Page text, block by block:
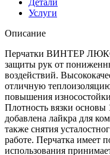
Услуги
Описание
Перчатки ВИНТЕР ЛЮКС
защиты рук от
воздействий.
отличную
повышения
Плотность вязки
добавлена лайкра для
также снятия
работе. Перчатка имеет
использования